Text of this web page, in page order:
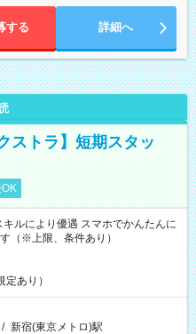
する 詳細へ
ストラ】短期スタッ
ルにより優遇 スマホでかんたんに
（※上限、条件あり）
あり）
/ 新宿(東京メトロ)駅